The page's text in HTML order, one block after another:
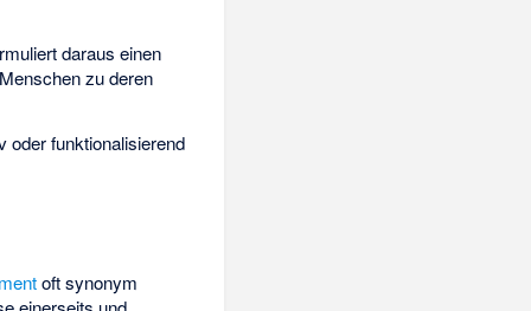
daraus einen
zu deren
oder funktionalisierend
oft synonym